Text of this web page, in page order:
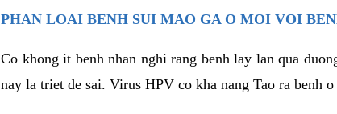
PHAN LOAI BENH SUI MAO GA O MOI VOI
Co khong it benh nhan nghi rang benh lay lan qua
nay la triet de sai. Virus HPV co kha nang Tao ra benh